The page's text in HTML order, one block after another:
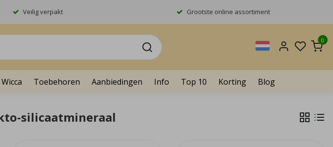
Veilig verpakt Grootste online assortiment
0
Wicca Toebehoren Aanbiedingen Info Top 10 Korting Blog
silicaatmineraal